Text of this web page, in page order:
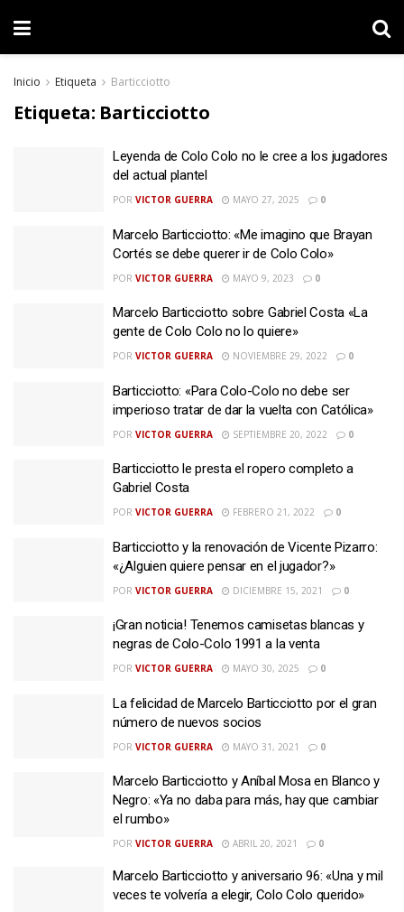
Inicio Etiqueta Barticciotto
Etiqueta: Barticciotto
Leyenda de Colo Colo no le cree a los jugadores
del actual plantel
POR VICTOR GUERRA MAYO 27, 2025 0
Marcelo Barticciotto: «Me imagino que Brayan
Cortés se debe querer ir de Colo Colo»
POR VICTOR GUERRA MAYO 9, 2023 0
Marcelo Barticciotto sobre Gabriel Costa «La
gente de Colo Colo no lo quiere»
POR VICTOR GUERRA NOVIEMBRE 29, 2022 0
Barticciotto: «Para Colo-Colo no debe ser
imperioso tratar de dar la vuelta con Católica»
POR VICTOR GUERRA SEPTIEMBRE 20, 2022 0
Barticciotto le presta el ropero completo a
Gabriel Costa
POR VICTOR GUERRA FEBRERO 21, 2022 0
Barticciotto y la renovación de Vicente Pizarro:
«¿Alguien quiere pensar en el jugador?»
POR VICTOR GUERRA DICIEMBRE 15, 2021 0
¡Gran noticia! Tenemos camisetas blancas y
negras de Colo-Colo 1991 a la venta
POR VICTOR GUERRA MAYO 30, 2025 0
La felicidad de Marcelo Barticciotto por el gran
número de nuevos socios
POR VICTOR GUERRA MAYO 31, 2021 0
Marcelo Barticciotto y Aníbal Mosa en Blanco y
Negro: «Ya no daba para más, hay que cambiar
el rumbo»
POR VICTOR GUERRA ABRIL 20, 2021 0
Marcelo Barticciotto y aniversario 96: «Una y mil
veces te volvería a elegir, Colo Colo querido»